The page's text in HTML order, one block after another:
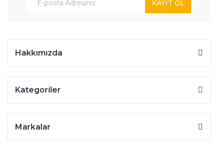
KAYIT OL
Hakkımızda
Kategoriler
Markalar